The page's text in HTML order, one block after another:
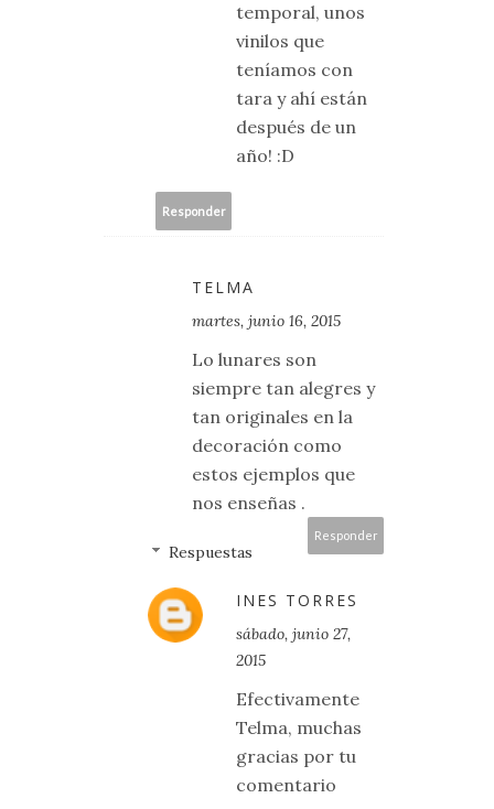
temporal, unos
vinilos que
teníamos con
tara y ahí están
después de un
año! :D
Responder
TELMA
martes, junio 16, 2015
Lo lunares son
siempre tan alegres y
tan originales en la
decoración como
estos ejemplos que
nos enseñas .
Responder
Respuestas
INES TORRES
sábado, junio 27,
2015
Efectivamente
Telma, muchas
gracias por tu
comentario